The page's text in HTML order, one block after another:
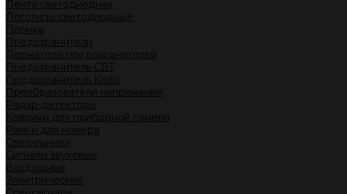
Лента светодиодная
Логотипы светодиодные
Пленка
Предохранители
Держатели предохранителей
Предохранитель CBT
Предохранитель Koito
Преобразователи напряжения
Радар-детекторы
Коврики для приборной панели
Рамки для номера
Светильники
Сигналы звуковые
Воздушные
Электрические